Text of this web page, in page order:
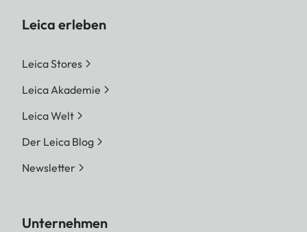
Leica erleben
Leica Stores
Leica Akademie
Leica Welt
Der Leica Blog
Newsletter
Unternehmen